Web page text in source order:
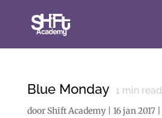
Blue Monday 1min read
door Shift Academy| 16 jan 2017|